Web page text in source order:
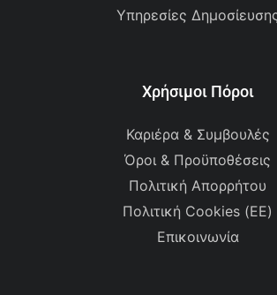
Υπηρεσίες
Χρήσιμοι Πόροι
Καριέρα & Συμβουλές
Όροι & Προϋποθέσεις
Πολιτική Απορρήτου
Πολιτική Cookies (ΕΕ)
Επικοινωνία